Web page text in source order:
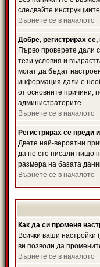
следвайте
Върнете се в началото
Добре, регистрирах
Първо проверете дали
тези условия и
могат да бъдат
информация дали е
от основните причини,
администраторите.
Върнете се в началото
Регистрирах се преди
Двете най-вероятни
да не сте писали нищо
размера на базата
Върнете се в началото
Как да си променя
Всички ваши настройки
ви позволи да
Върнете се в началото